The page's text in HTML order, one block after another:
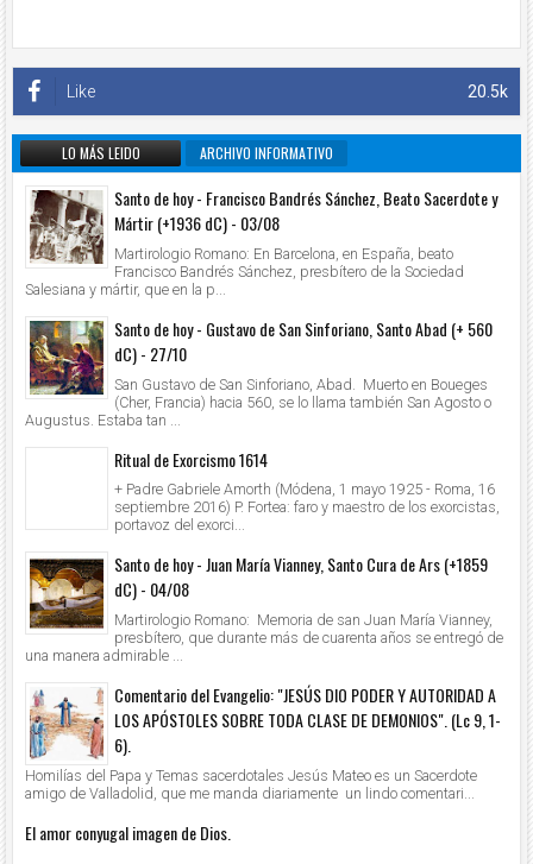
20.5k
Like
LO MÁS LEIDO ARCHIVO INFORMATIVO
Santo de hoy - Francisco Bandrés Sánchez, Beato Sacerdote y
Mártir (+1936 dC) - 03/08
Martirologio Romano: En Barcelona, en España, beato
Francisco Bandrés Sánchez, presbítero de la Sociedad
Salesiana y mártir, que en la p...
Santo de hoy - Gustavo de San Sinforiano, Santo Abad (+ 560
dC) - 27/10
San Gustavo de San Sinforiano, Abad. Muerto en Boueges
(Cher, Francia) hacia 560, se lo llama también San Agosto o
Augustus. Estaba tan ...
Ritual de Exorcismo 1614
+ Padre Gabriele Amorth (Módena, 1 mayo 1925 - Roma, 16
septiembre 2016) P. Fortea: faro y maestro de los exorcistas,
portavoz del exorci...
Santo de hoy - Juan María Vianney, Santo Cura de Ars (+1859
dC) - 04/08
Martirologio Romano: Memoria de san Juan María Vianney,
presbítero, que durante más de cuarenta años se entregó de
una manera admirable ...
Comentario del Evangelio: "JESÚS DIO PODER Y AUTORIDAD A
LOS APÓSTOLES SOBRE TODA CLASE DE DEMONIOS". (Lc 9, 1-
6).
Homilías del Papa y Temas sacerdotales Jesús Mateo es un Sacerdote
amigo de Valladolid, que me manda diariamente un lindo comentari...
El amor conyugal imagen de Dios.